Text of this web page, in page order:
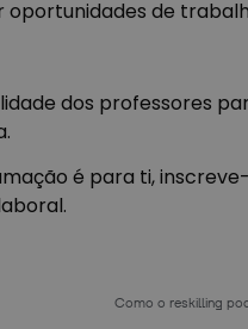
de
dos professores
é para ti,
Como o reskilling